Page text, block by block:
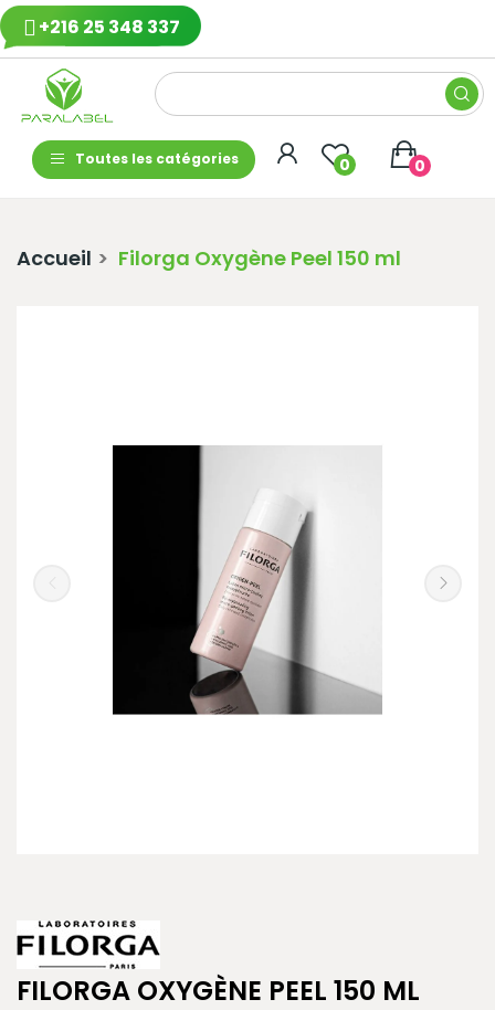
+216 25 348 337
Toutes les catégories 0 0
Accueil Filorga Oxygène Peel 150 ml
FILORGA OXYGÈNE PEEL 150 ML